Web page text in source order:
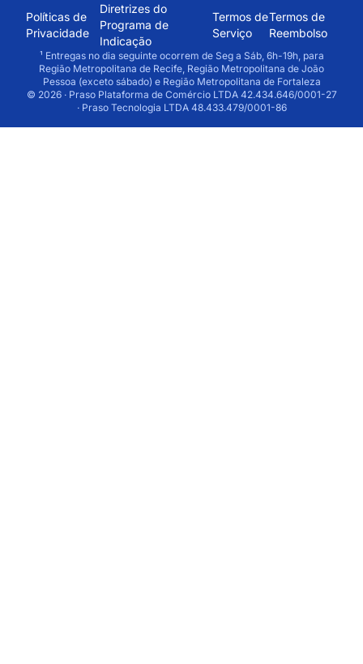
Políticas de
Privacidade
Diretrizes do
Programa de
Indicação
Termos de
Serviço
Termos de
Reembolso
¹ Entregas no dia seguinte ocorrem de Seg a Sáb, 6h-19h, para
Região Metropolitana de Recife, Região Metropolitana de João
Pessoa (exceto sábado) e Região Metropolitana de Fortaleza
© 2026 · Praso Plataforma de Comércio LTDA 42.434.646/0001-27
· Praso Tecnologia LTDA 48.433.479/0001-86